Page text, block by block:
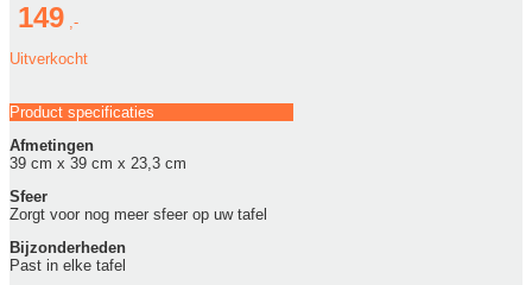
149
Uitverkocht
Product specificaties
Afmetingen
39 cm x 39 cm x 23,3 cm
Sfeer
Zorgt voor nog meer sfeer op uw tafel
Bijzonderheden
Past in elke tafel